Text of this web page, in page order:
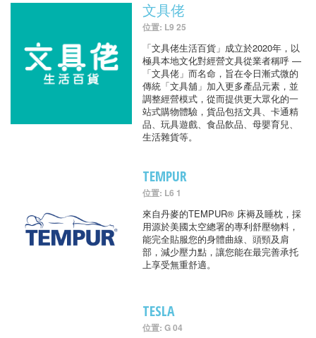
文具佬
位置: L9 25
「文具佬生活百貨」成立於2020年，以
極具本地文化對經營文具從業者稱呼 —
「文具佬」而名命，旨在令日漸式微的
傳統「文具舖」加入更多產品元素，並
調整經營模式，從而提供更大眾化的一
站式購物體驗，貨品包括文具、卡通精
品、玩具遊戲、食品飲品、母嬰育兒、
生活雜貨等。
TEMPUR
位置: L6 1
來自丹麥的TEMPUR® 床褥及睡枕，採
用源於美國太空總署的專利舒壓物料，
能完全貼服您的身體曲線、頭頸及肩
部，減少壓力點，讓您能在最完善承托
上享受無重舒適。
TESLA
位置: G 04